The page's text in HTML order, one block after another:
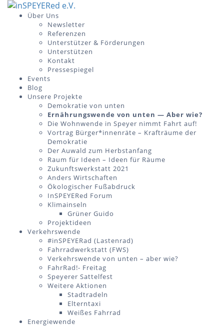
Über Uns
Newsletter
Referenzen
Unterstützer & Förderungen
Unterstützen
Kontakt
Pressespiegel
Events
Blog
Unsere Projekte
Demokratie von unten
Ernährungswende von unten — Aber wie?
Die Wohnwende in Speyer nimmt Fahrt auf!
Vortrag Bürger*innenräte – Krafträume der
Demokratie
Der Auwald zum Herbstanfang
Raum für Ideen – Ideen für Räume
Zukunftswerkstatt 2021
Anders Wirtschaften
Ökologischer Fußabdruck
InSPEYERed Forum
Klimainseln
Grüner Guido
Projektideen
Verkehrswende
#inSPEYERad (Lastenrad)
Fahrradwerkstatt (FWS)
Verkehrswende von unten – aber wie?
FahrRad!- Freitag
Speyerer Sattelfest
Weitere Aktionen
Stadtradeln
Elterntaxi
Weißes Fahrrad
Energiewende